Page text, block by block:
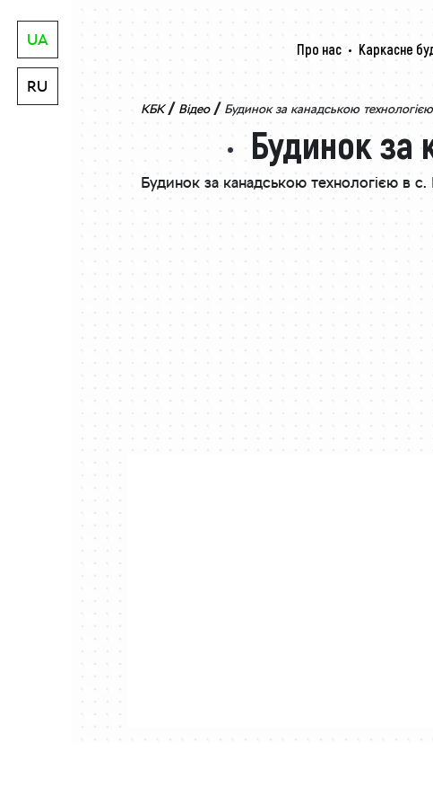
UA
RU
Про нас Каркасне
КБК / Відео / Будинок за канадською
Будинок за
Будинок за канадською технологією в